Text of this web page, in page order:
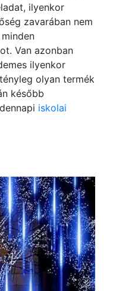
ilyenkor
zavarában nem
Van azonban
ilyenkor
olyan termék
később
iskolai